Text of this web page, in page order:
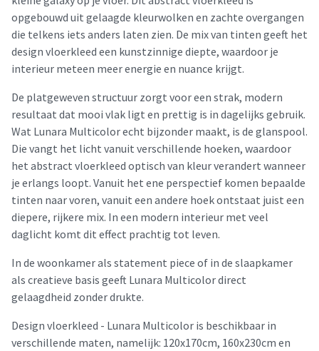
opgebouwd uit gelaagde kleurwolken en zachte overgangen
die telkens iets anders laten zien. De mix van tinten geeft het
design vloerkleed een kunstzinnige diepte, waardoor je
interieur meteen meer energie en nuance krijgt.
De platgeweven structuur zorgt voor een strak, modern
resultaat dat mooi vlak ligt en prettig is in dagelijks gebruik.
Wat Lunara Multicolor echt bijzonder maakt, is de glanspool.
Die vangt het licht vanuit verschillende hoeken, waardoor
het abstract vloerkleed optisch van kleur verandert wanneer
je erlangs loopt. Vanuit het ene perspectief komen bepaalde
tinten naar voren, vanuit een andere hoek ontstaat juist een
diepere, rijkere mix. In een modern interieur met veel
daglicht komt dit effect prachtig tot leven.
In de woonkamer als statement piece of in de slaapkamer
als creatieve basis geeft Lunara Multicolor direct
gelaagdheid zonder drukte.
Design vloerkleed - Lunara Multicolor is beschikbaar in
verschillende maten, namelijk: 120x170cm, 160x230cm en